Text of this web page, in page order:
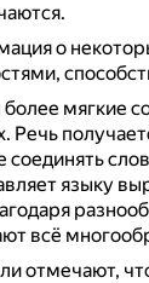
о
мягкие
Речь
языку
всё
отмечают,